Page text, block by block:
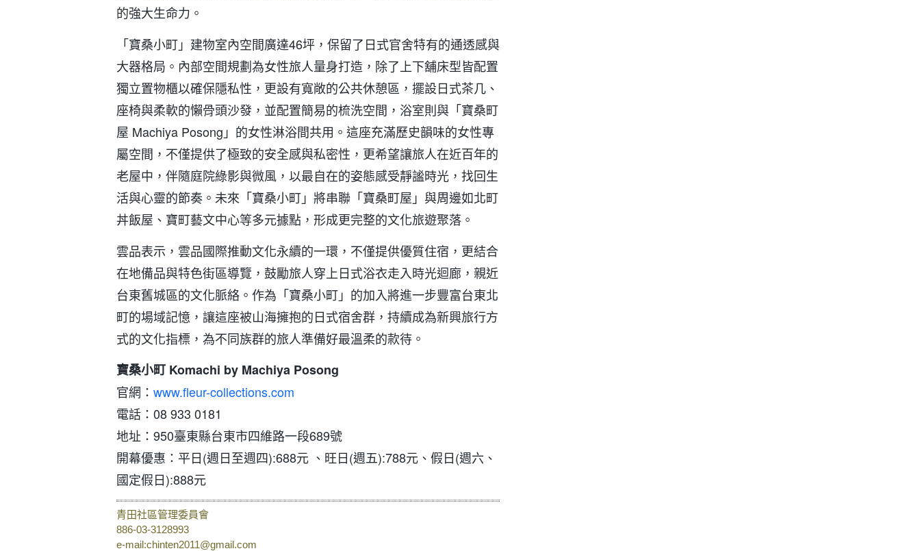
的強大生命力。
「寶桑小町」建物室內空間廣達46坪，保留了日式官舍特有的通透感與
大器格局。內部空間規劃為女性旅人量身打造，除了上下舖床型皆配置
獨立置物櫃以確保隱私性，更設有寬敞的公共休憩區，擺設日式茶几、
座椅與柔軟的懶骨頭沙發，並配置簡易的梳洗空間，浴室則與「寶桑町
屋 Machiya Posong」的女性淋浴間共用。這座充滿歷史韻味的女性專
屬空間，不僅提供了極致的安全感與私密性，更希望讓旅人在近百年的
老屋中，伴隨庭院綠影與微風，以最自在的姿態感受靜謐時光，找回生
活與心靈的節奏。未來「寶桑小町」將串聯「寶桑町屋」與周邊如北町
丼飯屋、寶町藝文中心等多元據點，形成更完整的文化旅遊聚落。
雲品表示，雲品國際推動文化永續的一環，不僅提供優質住宿，更結合
在地備品與特色街區導覽，鼓勵旅人穿上日式浴衣走入時光迴廊，親近
台東舊城區的文化脈絡。作為「寶桑小町」的加入將進一步豐富台東北
町的場域記憶，讓這座被山海擁抱的日式宿舍群，持續成為新興旅行方
式的文化指標，為不同族群的旅人準備好最溫柔的款待。
寶桑小町 Komachi by Machiya Posong
官網： www.fleur-collections.com
電話：08 933 0181
地址：950臺東縣台東市四維路一段689號
開幕優惠：平日(週日至週四):688元 、旺日(週五):788元、假日(週六、
國定假日):888元
青田社區管理委員會
886-03-3128993
e-mail:chinten2011@gmail.com